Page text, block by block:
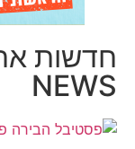
חדשות
NEWS